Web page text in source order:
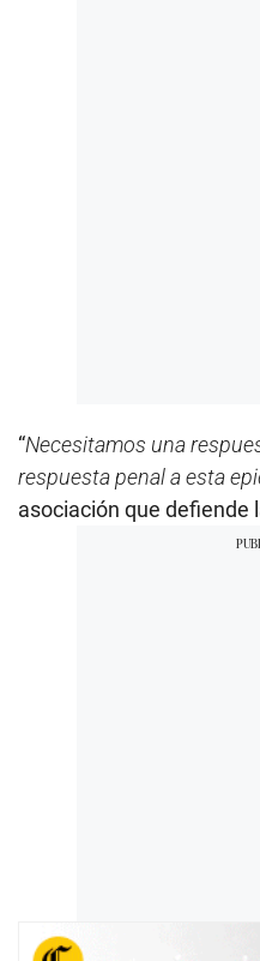
“Necesitamos una
respuesta penal a esta
asociación que defiende